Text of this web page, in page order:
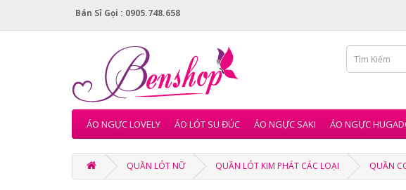
Bán Sỉ Gọi : 0905.748.658
ÁO NGỰC LOVELY ÁO LÓT SU ĐÚC ÁO NGỰC SAKI ÁO NGỰC
QUẦN LÓT NỮ QUẦN LÓT KIM PHÁT CÁC LOẠI QUẦN